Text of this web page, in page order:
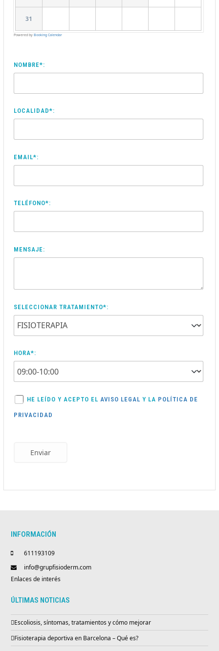
31
Powered byBooking Calendar
NOMBRE*:
LOCALIDAD*:
EMAIL*:
TELÉFONO*:
MENSAJE:
SELECCIONAR TRATAMIENTO*:
HORA*:
HE LEÍDO Y ACEPTO EL AVISO LEGAL Y LA POLÍTICA DE
PRIVACIDAD
Enviar
INFORMACIÓN
611193109
info@grupfisioderm.com
Enlaces de interés
ÚLTIMAS NOTICIAS
Escoliosis, síntomas, tratamientos y cómo mejorar
Fisioterapia deportiva en Barcelona – Qué es?